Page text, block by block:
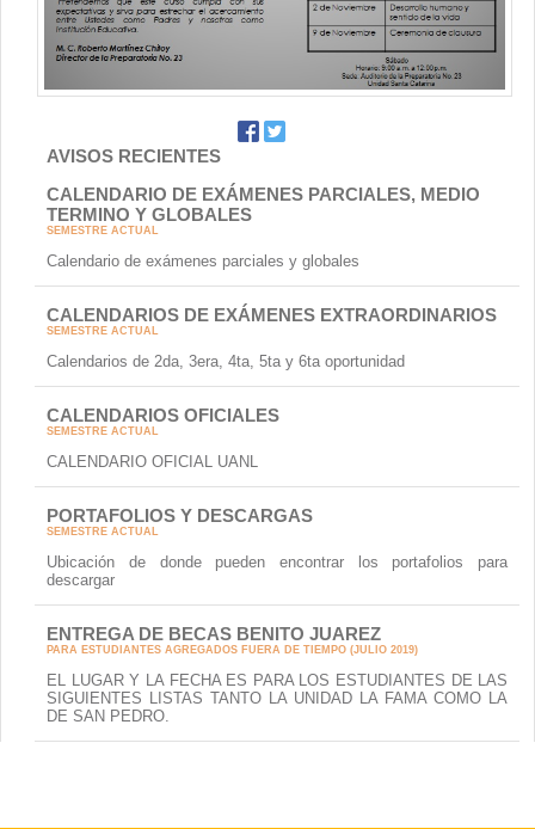
AVISOS RECIENTES
CALENDARIO DE EXÁMENES PARCIALES, MEDIO
TERMINO Y GLOBALES
SEMESTRE ACTUAL
Calendario de exámenes parciales y globales
CALENDARIOS DE EXÁMENES EXTRAORDINARIOS
SEMESTRE ACTUAL
Calendarios de 2da, 3era, 4ta, 5ta y 6ta oportunidad
CALENDARIOS OFICIALES
SEMESTRE ACTUAL
CALENDARIO OFICIAL UANL
PORTAFOLIOS Y DESCARGAS
SEMESTRE ACTUAL
Ubicación de donde pueden encontrar los portafolios para
descargar
ENTREGA DE BECAS BENITO JUAREZ
PARA ESTUDIANTES AGREGADOS FUERA DE TIEMPO (JULIO 2019)
EL LUGAR Y LA FECHA ES PARA LOS ESTUDIANTES DE LAS
SIGUIENTES LISTAS TANTO LA UNIDAD LA FAMA COMO LA
DE SAN PEDRO.